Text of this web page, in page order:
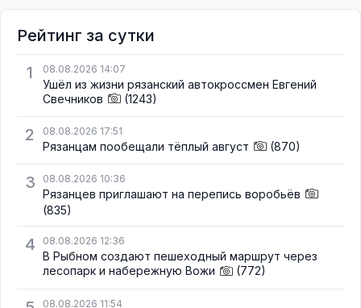
Рейтинг за сутки
1
08.08.2026 14:07
Ушёл из жизни рязанский автокроссмен Евгений
Свечников
(1243)
2 08.08.2026 17:51
Рязанцам пообещали тёплый август (870)
3 08.08.2026 10:36
Рязанцев приглашают на перепись воробьёв
(835)
4 08.08.2026 12:36
В Рыбном создают пешеходный маршрут через
лесопарк и набережную Вожи
(772)
08.08.2026 11:54